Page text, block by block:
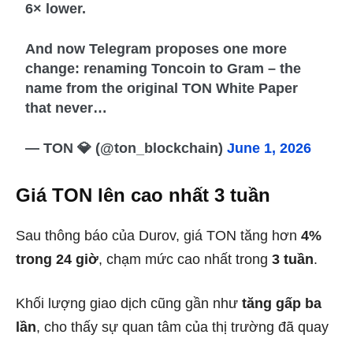
6× lower.
And now Telegram proposes one more
change: renaming Toncoin to Gram – the
name from the original TON White Paper
that never…
— TON 💎 (@ton_blockchain)June 1, 2026
Giá TON lên cao nhất 3 tuần
Sau thông báo của Durov, giá TON tăng hơn 4%
trong 24 giờ, chạm mức cao nhất trong 3 tuần.
Khối lượng giao dịch cũng gần như tăng gấp ba
lần, cho thấy sự quan tâm của thị trường đã quay